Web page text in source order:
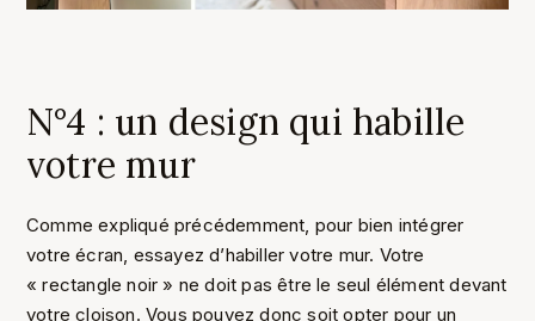
N°4 : un design qui habille
votre mur
Comme expliqué précédemment, pour bien intégrer
votre écran, essayez d’habiller votre mur. Votre
« rectangle noir » ne doit pas être le seul élément devant
votre cloison. Vous pouvez donc soit opter pour un